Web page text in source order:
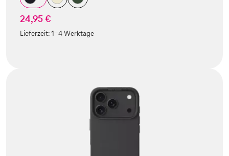
24,95 €
Lieferzeit:1-4 Werktage